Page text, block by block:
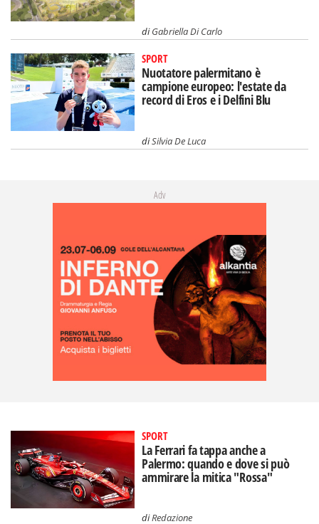
diGabriella Di Carlo
SPORT
Nuotatore palermitano è
campione europeo: l'estate da
record di Eros e i Delfini Blu
diSilvia De Luca
Adv
SPORT
La Ferrari fa tappa anche a
Palermo: quando e dove si può
ammirare la mitica "Rossa"
diRedazione